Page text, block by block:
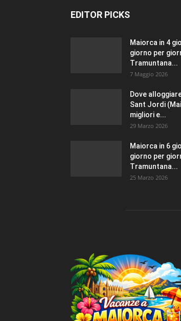
EDITOR PICKS
Maiorca in 4
giorno per
Tramuntana...
7 Maggio 2026
Dove
Sant Jordi
migliori e...
29 Marzo 2026
Maiorca in 6
giorno per
Tramuntana...
25 Marzo 2026